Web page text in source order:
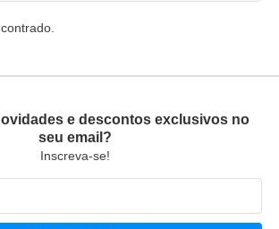
e descontos exclusivos no
seu email?
Inscreva-se!